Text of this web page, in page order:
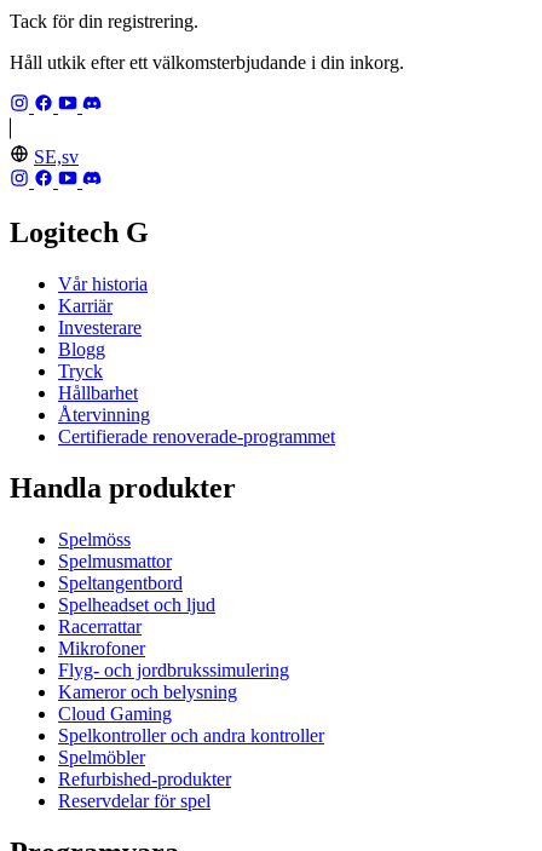
Tack för din registrering.
Håll utkik efter ett välkomsterbjudande i din inkorg.
SE,sv
Logitech G
Vår historia
Karriär
Investerare
Blogg
Tryck
Hållbarhet
Återvinning
Certifierade renoverade-programmet
Handla produkter
Spelmöss
Spelmusmattor
Speltangentbord
Spelheadset och ljud
Racerrattar
Mikrofoner
Flyg- och jordbrukssimulering
Kameror och belysning
Cloud Gaming
Spelkontroller och andra kontroller
Spelmöbler
Refurbished-produkter
Reservdelar för spel